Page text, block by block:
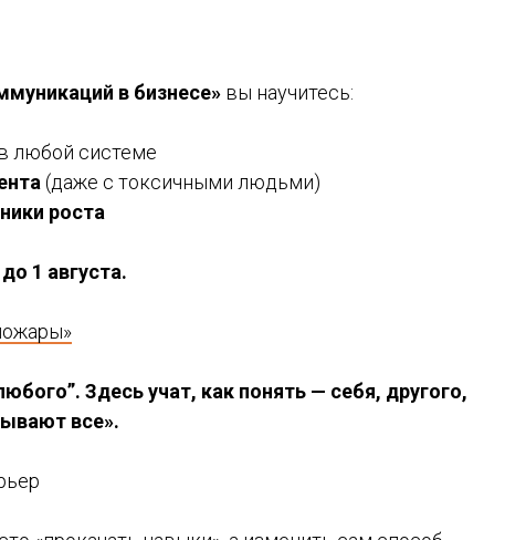
в бизнесе» вы научитесь:
любой системе
(даже с токсичными людьми)
роста
1 августа.
Здесь учат, как понять — себя, другого,
все».